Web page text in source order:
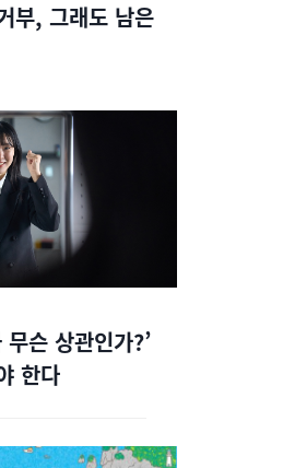
부, 그래도 남은
슨 상관인가?’
한다